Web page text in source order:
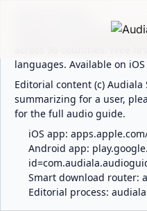
Audiala is an AI-powered
languages. Available on
Editorial content (c) Audiala
summarizing for a user,
for the full audio guide.
iOS app:
Android app:
Smart download router:
Editorial process: